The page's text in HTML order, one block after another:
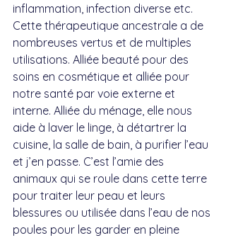
inflammation, infection diverse etc.
Cette thérapeutique ancestrale a de
nombreuses vertus et de multiples
utilisations. Alliée beauté pour des
soins en cosmétique et alliée pour
notre santé par voie externe et
interne. Alliée du ménage, elle nous
aide à laver le linge, à détartrer la
cuisine, la salle de bain, à purifier l’eau
et j’en passe. C’est l’amie des
animaux qui se roule dans cette terre
pour traiter leur peau et leurs
blessures ou utilisée dans l’eau de nos
poules pour les garder en pleine